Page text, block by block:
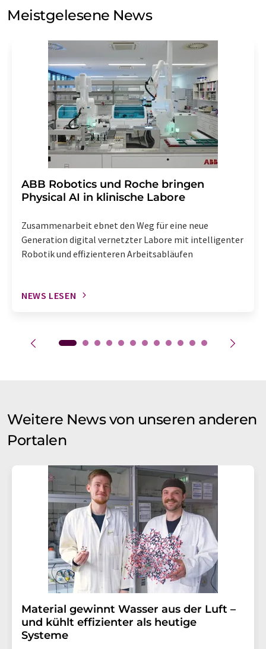
Meinungsforschung per E-Mail kontaktieren. Ihre
Einwilligung können Sie jederzeit ohne Angabe von
Str. 2, 12489 Berlin oder per E-Mail unter
widerruf@lumitos.commit Wirkung für die Zukunft
widerrufen. Zudem ist in jeder E-Mail ein Link zur
Abbestellung des entsprechenden Newsletters
enthalten.
Meistgelesene News
​​​​​​​ABB Robotics und Roche bringen
Physical AI in klinische Labore
Zusammenarbeit ebnet den Weg für eine neue
Generation digital vernetzter Labore mit intelligenter
Robotik und effizienteren Arbeitsabläufen
NEWS LESEN
Weitere News von unseren anderen
Portalen
Material gewinnt Wasser aus der Luft –
und kühlt effizienter als heutige
Systeme